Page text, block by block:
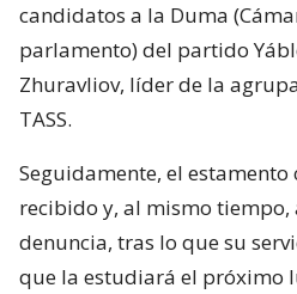
candidatos a la Duma
parlamento) del partido
Zhuravliov, líder de la
TASS.
Seguidamente, el
recibido y, al mismo
denuncia, tras lo que su
que la estudiará el próximo